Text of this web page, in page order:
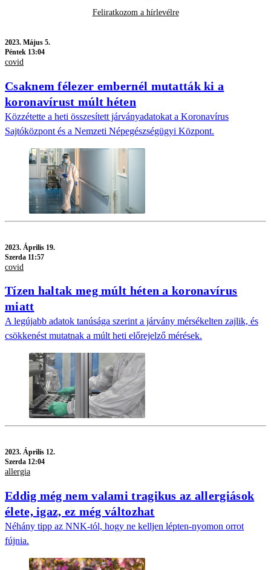
Feliratkozom a hírlevélre
2023. Május 5.
Péntek 13:04
covid
Csaknem félezer embernél mutatták ki a
koronavírust múlt héten
Közzétette a heti összesített járványadatokat a Koronavírus
Sajtóközpont és a Nemzeti Népegészségügyi Központ.
2023. Április 19.
Szerda 11:57
covid
Tízen haltak meg múlt héten a koronavírus
miatt
A legújabb adatok tanúsága szerint a járvány mérsékelten zajlik, és
csökkenést mutatnak a múlt heti előrejelző mérések.
2023. Április 12.
Szerda 12:04
allergia
Eddig még nem valami tragikus az allergiások
élete, igaz, ez még változhat
Néhány tipp az NNK-tól, hogy ne kelljen lépten-nyomon orrot
fújnia.